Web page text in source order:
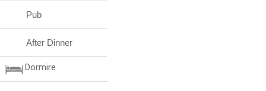
Pub
After Dinner
Dormire